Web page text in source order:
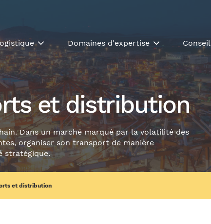
Domaines d'expertise
et distribution
Dans un marché marqué par la volatilité des
organiser son transport de manière
stratégique.
et distribution